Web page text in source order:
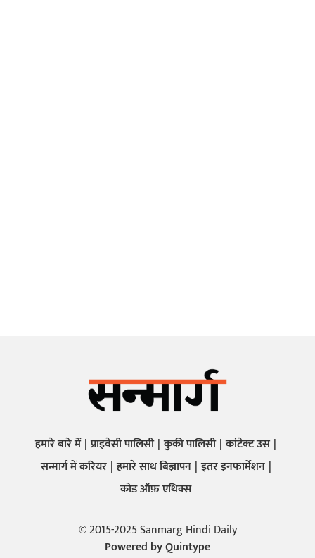
हमारे बारे में प्राइवेसी पालिसी कुकी पालिसी कांटेक्ट उस
सन्मार्ग में करियर हमारे साथ बिज्ञापन इतर इनफार्मेशन
कोड ऑफ़ एथिक्स
© 2015-2025 Sanmarg Hindi Daily
Powered byQuintype